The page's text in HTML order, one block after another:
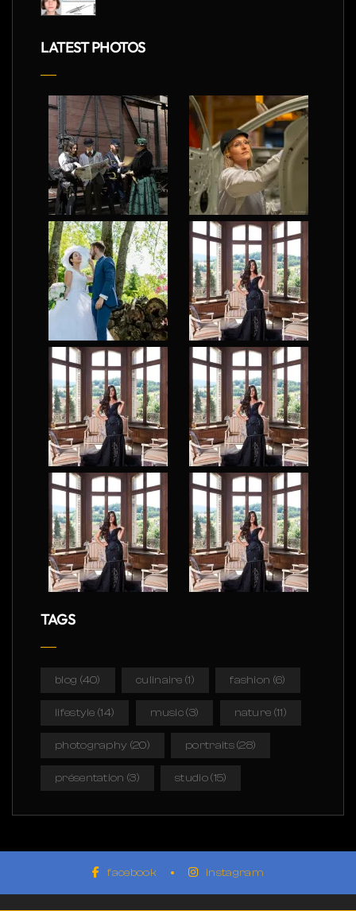
LATEST PHOTOS
TAGS
blog (40) culinaire (1) fashion (6)
lifestyle (14) music(3) nature (11)
photography (20) portraits(28)
présentation (3) studio(15)
facebook instagram